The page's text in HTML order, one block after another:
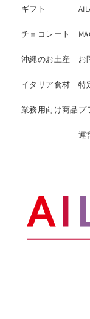
ギフト
チョコレート
沖縄のお土産
イタリア食材
業務用向け商品
お
特
プ
運